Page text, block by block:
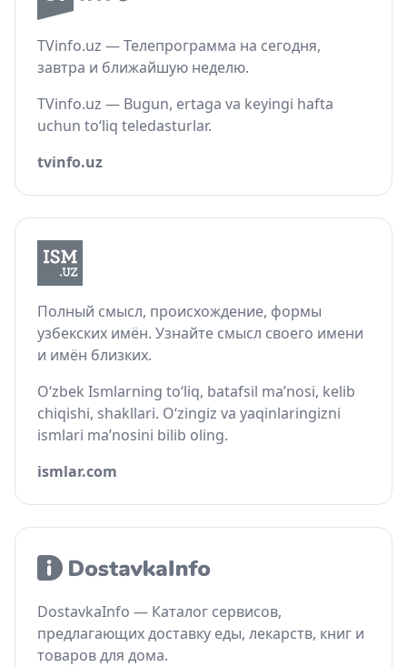
TVinfo.uz — Телепрограмма на сегодня,
завтра и ближайшую неделю.
TVinfo.uz — Bugun, ertaga va keyingi hafta
uchun to‘liq teledasturlar.
tvinfo.uz
Полный смысл, происхождение, формы
узбекских имён. Узнайте смысл своего имени
и имён близких.
O‘zbek Ismlarning to‘liq, batafsil ma’nosi, kelib
chiqishi, shakllari. O‘zingiz va yaqinlaringizni
ismlari ma’nosini bilib oling.
ismlar.com
DostavkaInfo — Каталог сервисов,
предлагающих доставку еды, лекарств, книг и
товаров для дома.